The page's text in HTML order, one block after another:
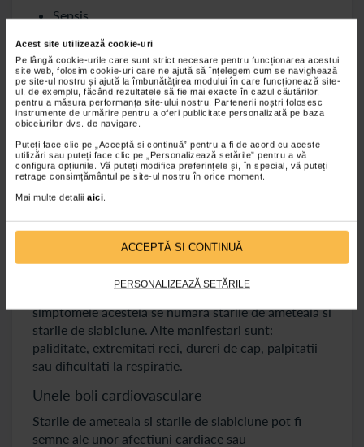
Acest site utilizează cookie-uri
Pe lângă cookie-urile care sunt strict necesare pentru funcționarea acestui
site web, folosim cookie-uri care ne ajută să înțelegem cum se navighează
pe site-ul nostru și ajută la îmbunătățirea modului în care funcționează site-
ul, de exemplu, făcând rezultatele să fie mai exacte în cazul căutărilor,
pentru a măsura performanța site-ului nostru. Partenerii noștri folosesc
instrumente de urmărire pentru a oferi publicitate personalizată pe baza
obiceiurilor dvs. de navigare.
Puteți face clic pe „Acceptă si continuă” pentru a fi de acord cu aceste
utilizări sau puteți face clic pe „Personalizează setările” pentru a vă
configura opțiunile. Vă puteți modifica preferințele și, în special, vă puteți
retrage consimțământul pe site-ul nostru în orice moment.
Mai multe detalii aici.
ACCEPTĂ SI CONTINUĂ
PERSONALIZEAZĂ SETĂRILE
Sepsis
Hipertermie
Boli de inima
Unele medicamente
Alte manifestari ale scaderii tensiunii arteriale pe
langa starile de ameteala si starile de slabiciune sunt:
pielea palida si umeda, greata, sete intensa,
respiratia rapida si superficiala sau vederea
incetosata.
Anemia
globule rosii in sange (acestea transporta oxigen
catre tesuturile corpului nostru), iar printre
simptomele acesteia se numara starile de ameteala si
starile de slabiciune. Alte manifestari sunt:
paliditate, extremitati reci, dureri de cap, palpitatii
sau dificultati la respiratie.
Unele boli cardiovasculare
Starile de ameteala si starile de slabiciune pot fi
semne ale unor afectiuni cardiace sau